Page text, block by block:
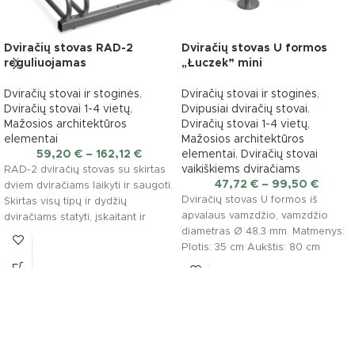
Dviračių stovas RAD-2
reguliuojamas
Dviračių stovai ir stoginės,
Dviračių stovai 1-4 vietų,
Mažosios architektūros
elementai
59,20 € – 162,12 €
RAD-2 dviračių stovas su skirtas
dviem dviračiams laikyti ir saugoti.
Skirtas visų tipų ir dydžių
dviračiams statyti, įskaitant ir
Dviračių stovas U formos
„Łuczek” mini
Dviračių stovai ir stoginės,
Dvipusiai dviračių stovai,
Dviračių stovai 1-4 vietų,
Mažosios architektūros
elementai, Dviračių stovai
vaikiškiems dviračiams
47,72 € – 99,50 €
Dviračių stovas U formos iš
apvalaus vamzdžio, vamzdžio
diametras Ø 48,3 mm. Matmenys:
Plotis: 35 cm Aukštis: 80 cm